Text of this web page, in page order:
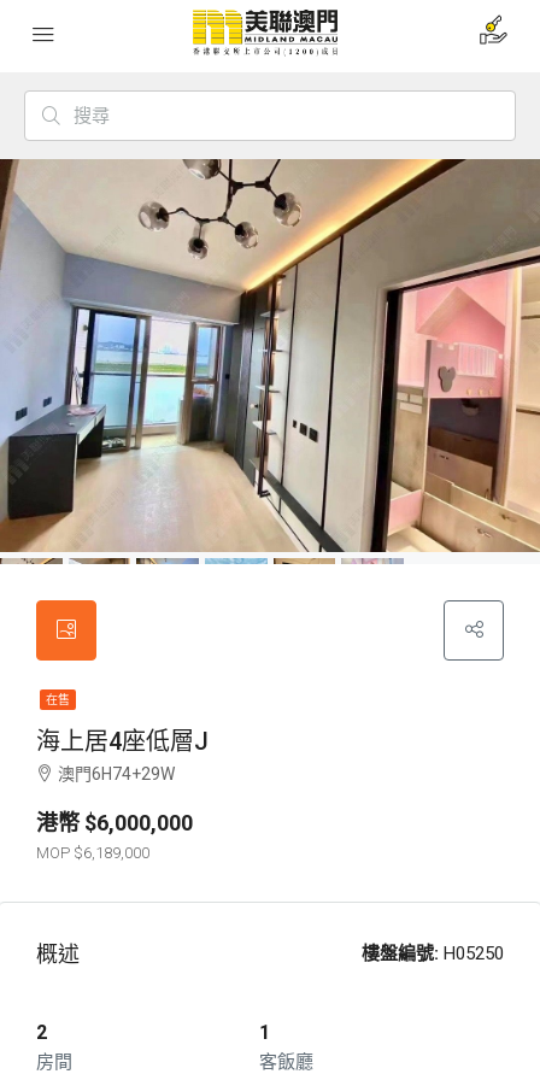
在售
海上居4座低層J
澳門6H74+29W
$6,000,000
$6,189,000
概述 樓盤編號: H05250
2
房間
1
客飯廳